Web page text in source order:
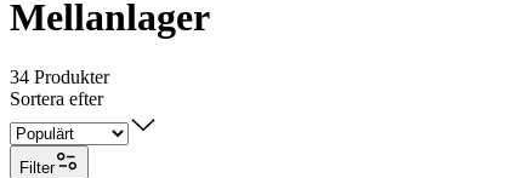
Mellanlager
34 Produkter
Sortera efter
Filter